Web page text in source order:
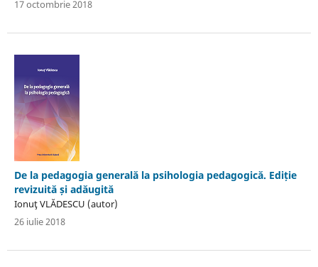
17 octombrie 2018
De la pedagogia generală la psihologia pedagogică. Ediție
revizuită și adăugită
Ionuţ VLĂDESCU (autor)
26 iulie 2018